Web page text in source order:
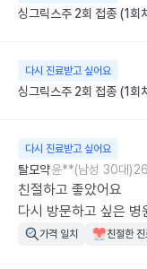
싱그릭스주 2회 접종 (1회
다시 진료받고 싶어요
싱그릭스주 2회 접종 (1회
다시 진료받고 싶어요
탈모약윤**(남성 30대)
친절하고 좋았어요
다시 방문하고 싶은 병
가격 일치 친절한